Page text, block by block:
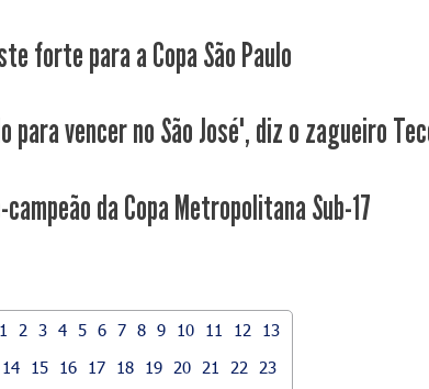
forte para a Copa São Paulo
para vencer no São José", diz o zagueiro
campeão da Copa Metropolitana Sub-17
1 2 3 4 5 6 7 8 9 10 11 12
13
14
15 16 17 18 19 20 21 22
23